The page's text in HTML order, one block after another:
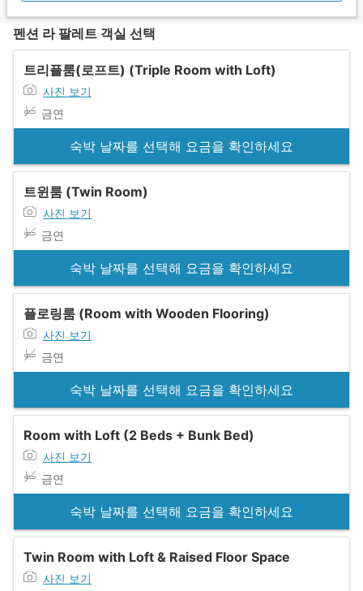
펜션 라 팔레트 객실 선택
트리플룸(로프트) (Triple Room with Loft)
사진 보기
금연
숙박 날짜를 선택해 요금을 확인하세요
트윈룸 (Twin Room)
사진 보기
금연
숙박 날짜를 선택해 요금을 확인하세요
플로링룸 (Room with Wooden Flooring)
사진 보기
금연
숙박 날짜를 선택해 요금을 확인하세요
Room with Loft (2 Beds + Bunk Bed)
사진 보기
금연
숙박 날짜를 선택해 요금을 확인하세요
Twin Room with Loft & Raised Floor Space
사진 보기